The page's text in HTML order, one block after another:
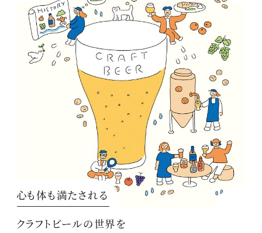
心も体も満たされる
クラフトビールの世界を